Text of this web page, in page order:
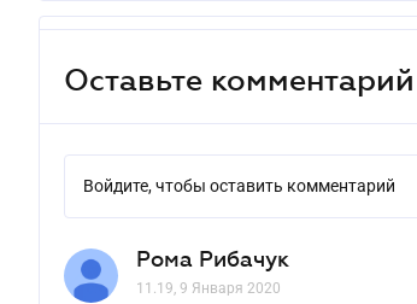
Оставьте комментарий
Войдите, чтобы оставить комментарий
Рома Рибачук
11.19, 9 Января 2020